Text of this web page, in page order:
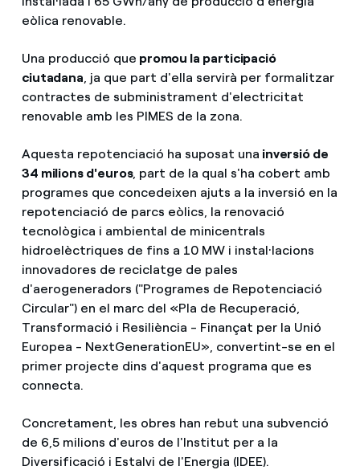
eòlica renovable.
Una producció que promou la participació
ciutadana , ja que part d'ella servirà per formalitzar
contractes de subministrament d'electricitat
renovable amb les PIMES de la zona.
Aquesta repotenciació ha suposat una inversió de
34 milions d'euros, part de la qual s'ha cobert amb
programes que concedeixen ajuts a la inversió en la
repotenciació de parcs eòlics, la renovació
tecnològica i ambiental de minicentrals
hidroelèctriques de fins a 10 MW i instal·lacions
innovadores de reciclatge de pales
d'aerogeneradors ("Programes de Repotenciació
Circular") en el marc del «Pla de Recuperació,
Transformació i Resiliència - Finançat per la Unió
Europea - NextGenerationEU», convertint-se en el
primer projecte dins d'aquest programa que es
connecta.
Concretament, les obres han rebut una subvenció
de 6,5 milions d'euros de l'Institut per a la
Diversificació i Estalvi de l'Energia (IDEE).